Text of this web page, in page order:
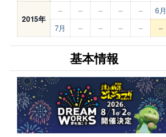
2015年
– – – – –
6月
7月
– – – – –
基本情報